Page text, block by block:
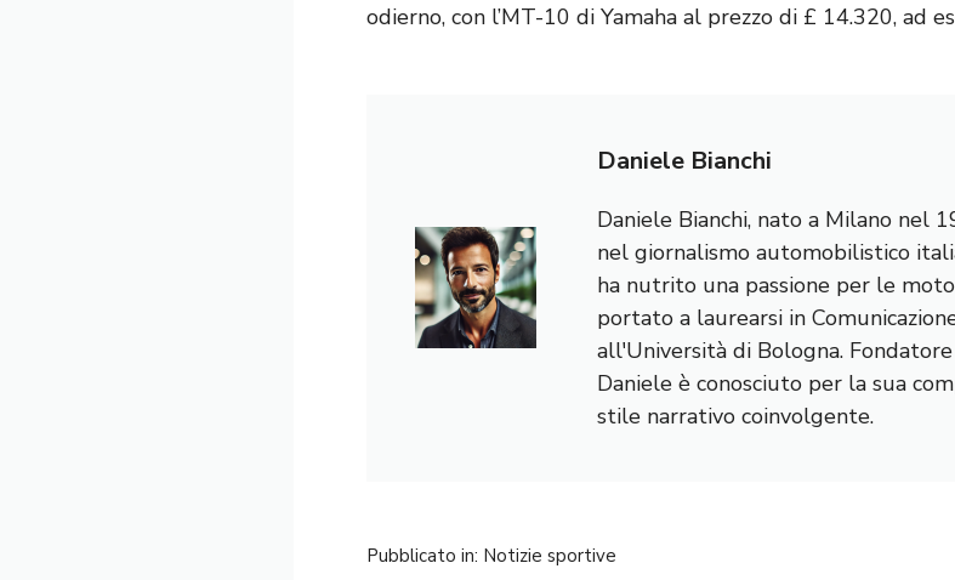
odierno, con l’MT-10 di Yamaha al prezzo di £ 14.320, ad
Daniele Bianchi
Daniele Bianchi, nato a Milano nel
nel giornalismo automobilistico
ha nutrito una passione per le
portato a laurearsi in
all'Università di Bologna.
Daniele è conosciuto per la sua
stile narrativo coinvolgente.
Pubblicato in: Notizie sportive